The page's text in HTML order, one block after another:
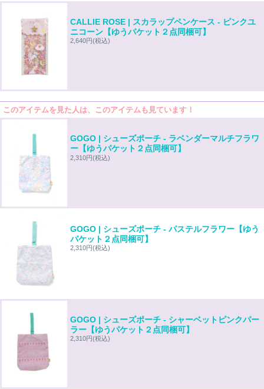
CALLIE ROSE | スカラップペンケース - ピンクユ
ニコーン【ゆうパケット２点同梱可】
2,640円(税込)
このアイテムを見た人は、このアイテムも見ています！
GOGO | シューズポーチ - ラベンダーマルチフラワ
ー【ゆうパケット２点同梱可】
2,310円(税込)
GOGO | シューズポーチ - パステルフラワー【ゆう
パケット２点同梱可】
2,310円(税込)
GOGO | シューズポーチ - シャーベットピンクパー
ラー【ゆうパケット２点同梱可】
2,310円(税込)